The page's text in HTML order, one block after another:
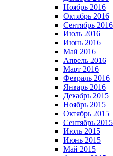
Ноябрь 2016
Октябрь 2016
Сентябрь 2016
Июль 2016
Июнь 2016
Май 2016
Апрель 2016
Март 2016
Февраль 2016
Январь 2016
Декабрь 2015
Ноябрь 2015
Октябрь 2015
Сентябрь 2015
Июль 2015
Июнь 2015
Май 2015